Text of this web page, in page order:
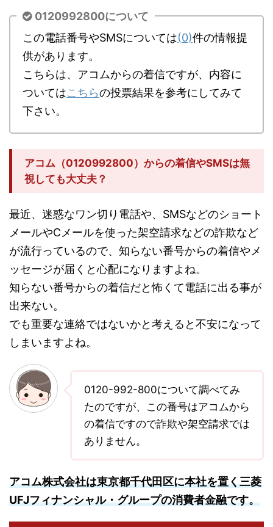
0120992800について
この電話番号やSMSについては(0)件の情報提
供があります。
こちらは、アコムからの着信ですが、内容に
ついてはこちらの投票結果を参考にしてみて
下さい。
アコム（0120992800）からの着信やSMSは無
視しても大丈夫？
最近、迷惑なワン切り電話や、SMSなどのショート
メールやCメールを使った架空請求などの詐欺など
が流行っているので、知らない番号からの着信やメ
ッセージが届くと心配になりますよね。
知らない番号からの着信だと怖くて電話に出る事が
出来ない。
でも重要な連絡ではないかと考えると不安になって
しまいますよね。
0120-992-800について調べてみ
たのですが、この番号はアコムから
の着信ですので詐欺や架空請求では
ありません。
アコム株式会社は東京都千代田区に本社を置く三菱
UFJフィナンシャル・グループの消費者金融です。